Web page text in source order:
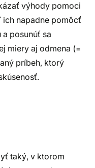
výhody pomoci
napadne pomôcť
posunúť sa
miery aj odmena (=
príbeh, ktorý
taký, v ktorom